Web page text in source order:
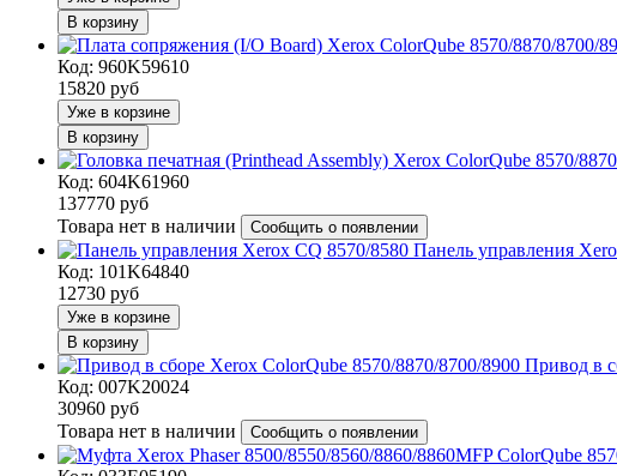
В корзину
Код: 960K59610
15820 руб
Уже в корзине
В корзину
Код: 604K61960
137770 руб
Товара нет в наличии
Сообщить о появлении
Панель управления
Код: 101K64840
12730 руб
Уже в корзине
В корзину
Привод в
Код: 007K20024
30960 руб
Товара нет в наличии
Сообщить о появлении